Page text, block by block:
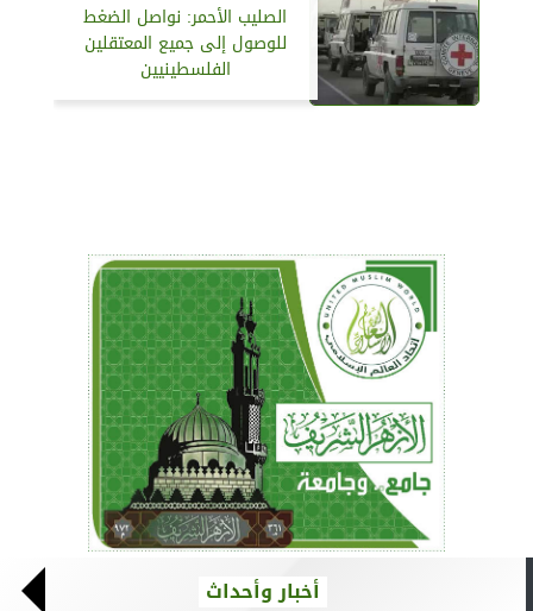
الصليب الأحمر: نواصل الضغط
للوصول إلى جميع المعتقلين
الفلسطينيين
أخبار وأحداث